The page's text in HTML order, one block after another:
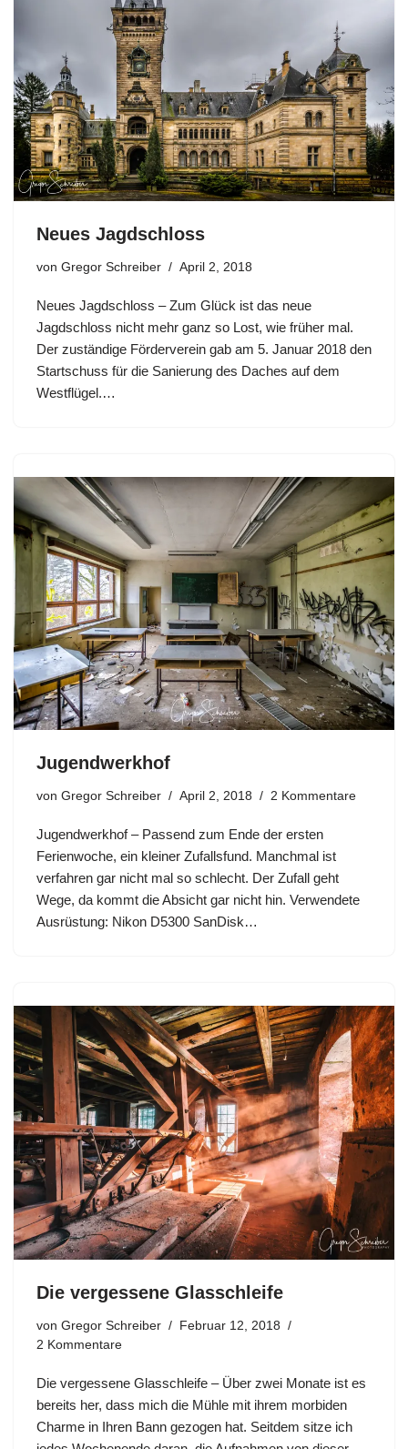
Neues Jagdschloss
von Gregor Schreiber April 2, 2018
Neues Jagdschloss – Zum Glück ist das neue
Jagdschloss nicht mehr ganz so Lost, wie früher mal.
Der zuständige Förderverein gab am 5. Januar 2018 den
Startschuss für die Sanierung des Daches auf dem
Westflügel.…
Jugendwerkhof
von Gregor Schreiber April 2, 2018 2 Kommentare
Jugendwerkhof – Passend zum Ende der ersten
Ferienwoche, ein kleiner Zufallsfund. Manchmal ist
verfahren gar nicht mal so schlecht. Der Zufall geht
Wege, da kommt die Absicht gar nicht hin. Verwendete
Ausrüstung: Nikon D5300 SanDisk…
Die vergessene Glasschleife
von Gregor Schreiber
Februar 12, 2018
2 Kommentare
Die vergessene Glasschleife – Über zwei Monate ist es
bereits her, dass mich die Mühle mit ihrem morbiden
Charme in Ihren Bann gezogen hat. Seitdem sitze ich